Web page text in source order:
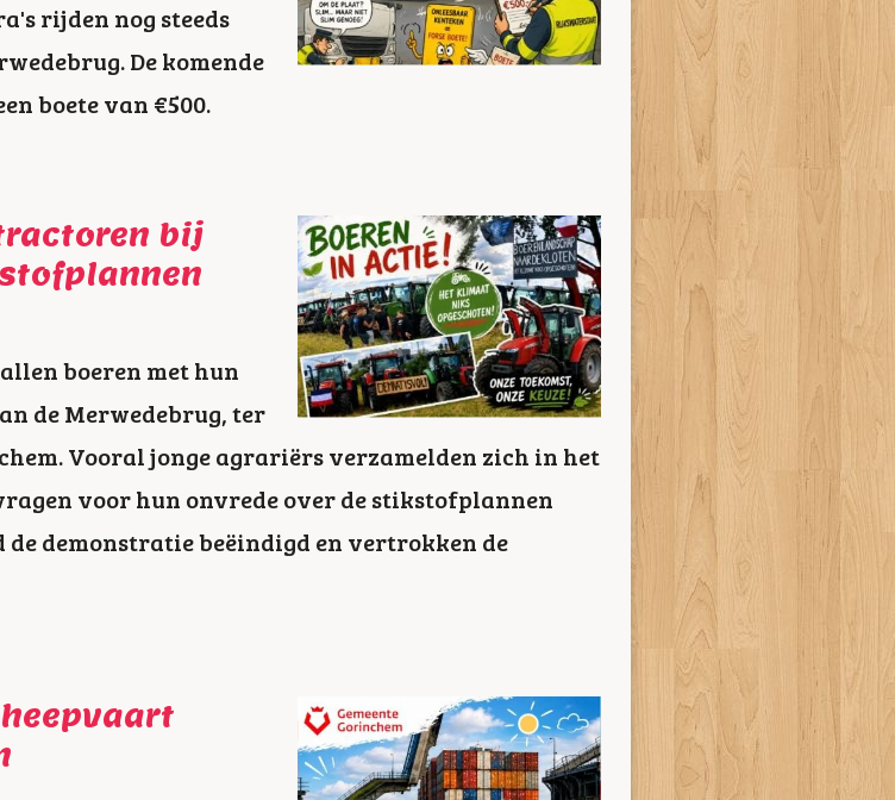
rijden nog steeds
De komende
boete van €500.
bij
boeren met hun
de Merwedebrug, ter
Vooral jonge agrariërs verzamelden zich in het
voor hun onvrede over de stikstofplannen
de demonstratie beëindigd en vertrokken de